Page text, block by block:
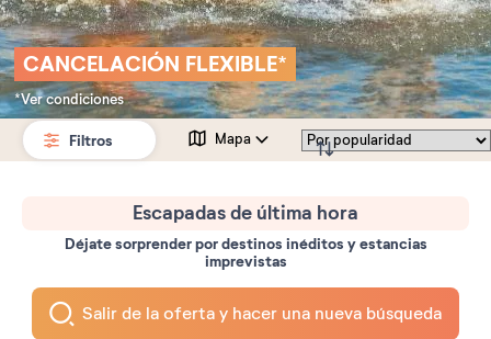
CANCELACIÓN FLEXIBLE*
*Ver condiciones
Filtros Mapa
Escapadas de última hora
Déjate sorprender por destinos inéditos y estancias
imprevistas
Salir de la oferta y hacer una nueva búsqueda